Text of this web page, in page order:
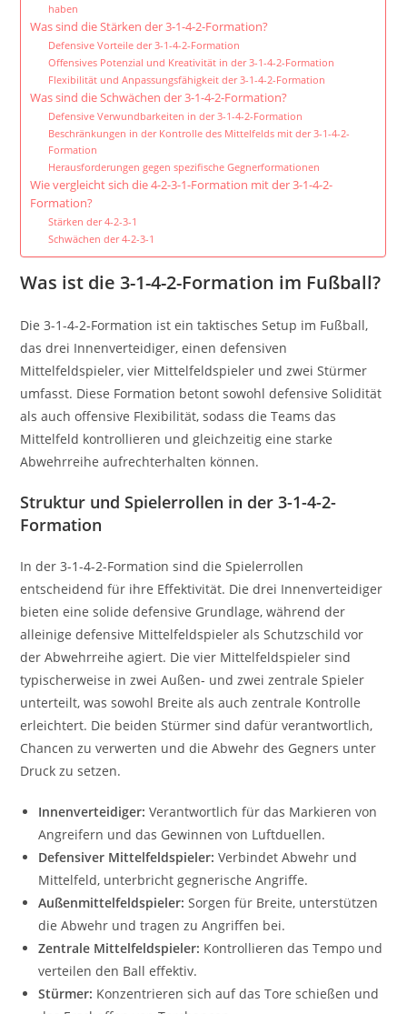
haben
Was sind die Stärken der 3-1-4-2-Formation?
Defensive Vorteile der 3-1-4-2-Formation
Offensives Potenzial und Kreativität in der 3-1-4-2-Formation
Flexibilität und Anpassungsfähigkeit der 3-1-4-2-Formation
Was sind die Schwächen der 3-1-4-2-Formation?
Defensive Verwundbarkeiten in der 3-1-4-2-Formation
Beschränkungen in der Kontrolle des Mittelfelds mit der 3-1-4-2-
Formation
Herausforderungen gegen spezifische Gegnerformationen
Wie vergleicht sich die 4-2-3-1-Formation mit der 3-1-4-2-
Formation?
Stärken der 4-2-3-1
Schwächen der 4-2-3-1
Was ist die 3-1-4-2-Formation im Fußball?
Die 3-1-4-2-Formation ist ein taktisches Setup im Fußball,
das drei Innenverteidiger, einen defensiven
Mittelfeldspieler, vier Mittelfeldspieler und zwei Stürmer
umfasst. Diese Formation betont sowohl defensive Solidität
als auch offensive Flexibilität, sodass die Teams das
Mittelfeld kontrollieren und gleichzeitig eine starke
Abwehrreihe aufrechterhalten können.
Struktur und Spielerrollen in der 3-1-4-2-
Formation
In der 3-1-4-2-Formation sind die Spielerrollen
entscheidend für ihre Effektivität. Die drei Innenverteidiger
bieten eine solide defensive Grundlage, während der
alleinige defensive Mittelfeldspieler als Schutzschild vor
der Abwehrreihe agiert. Die vier Mittelfeldspieler sind
typischerweise in zwei Außen- und zwei zentrale Spieler
unterteilt, was sowohl Breite als auch zentrale Kontrolle
erleichtert. Die beiden Stürmer sind dafür verantwortlich,
Chancen zu verwerten und die Abwehr des Gegners unter
Druck zu setzen.
Innenverteidiger: Verantwortlich für das Markieren von
Angreifern und das Gewinnen von Luftduellen.
Defensiver Mittelfeldspieler: Verbindet Abwehr und
Mittelfeld, unterbricht gegnerische Angriffe.
Außenmittelfeldspieler: Sorgen für Breite, unterstützen
die Abwehr und tragen zu Angriffen bei.
Zentrale Mittelfeldspieler: Kontrollieren das Tempo und
verteilen den Ball effektiv.
Stürmer: Konzentrieren sich auf das Tore schießen und